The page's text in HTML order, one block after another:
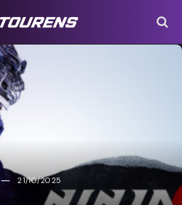
21/10/2025